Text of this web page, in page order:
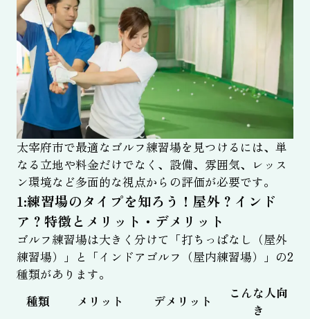
太宰府市で最適なゴルフ練習場を見つけるには、単
なる立地や料金だけでなく、設備、雰囲気、レッス
ン環境など多面的な視点からの評価が必要です。
1:練習場のタイプを知ろう！屋外？インド
ア？特徴とメリット・デメリット
ゴルフ練習場は大きく分けて「打ちっぱなし（屋外
練習場）」と「インドアゴルフ（屋内練習場）」の2
種類があります。
種類
メリット デメリット
こんな人向
き